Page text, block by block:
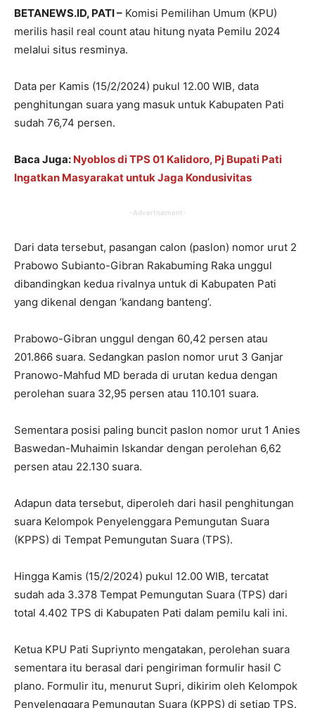
BETANEWS.ID, PATI – Komisi Pemilihan Umum (KPU)
merilis hasil real count atau hitung nyata Pemilu 2024
melalui situs resminya.
Data per Kamis (15/2/2024) pukul 12.00 WIB, data
penghitungan suara yang masuk untuk Kabupaten Pati
sudah 76,74 persen.
Baca Juga: Nyoblos di TPS 01 Kalidoro, Pj Bupati Pati
Ingatkan Masyarakat untuk Jaga Kondusivitas
-Advertisement-
Dari data tersebut, pasangan calon (paslon) nomor urut 2
Prabowo Subianto-Gibran Rakabuming Raka unggul
dibandingkan kedua rivalnya untuk di Kabupaten Pati
yang dikenal dengan ‘kandang banteng’.
Prabowo-Gibran unggul dengan 60,42 persen atau
201.866 suara. Sedangkan paslon nomor urut 3 Ganjar
Pranowo-Mahfud MD berada di urutan kedua dengan
perolehan suara 32,95 persen atau 110.101 suara.
Sementara posisi paling buncit paslon nomor urut 1 Anies
Baswedan-Muhaimin Iskandar dengan perolehan 6,62
persen atau 22.130 suara.
Adapun data tersebut, diperoleh dari hasil penghitungan
suara Kelompok Penyelenggara Pemungutan Suara
(KPPS) di Tempat Pemungutan Suara (TPS).
Hingga Kamis (15/2/2024) pukul 12.00 WIB, tercatat
sudah ada 3.378 Tempat Pemungutan Suara (TPS) dari
total 4.402 TPS di Kabupaten Pati dalam pemilu kali ini.
Ketua KPU Pati Supriynto mengatakan, perolehan suara
sementara itu berasal dari pengiriman formulir hasil C
plano. Formulir itu, menurut Supri, dikirim oleh Kelompok
Penyelenggara Pemungutan Suara (KPPS) di setiap TPS.